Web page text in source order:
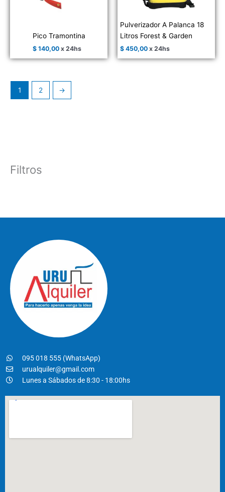
Filtros
Pico Tramontina
$140,00x 24hs
Pulverizador A Palanca 18
Litros Forest & Garden
$ 450,00 x 24hs
1 2 →
095 018 555 (WhatsApp)
urualquiler@gmail.com
Lunes a Sábados de 8:30 - 18:00hs